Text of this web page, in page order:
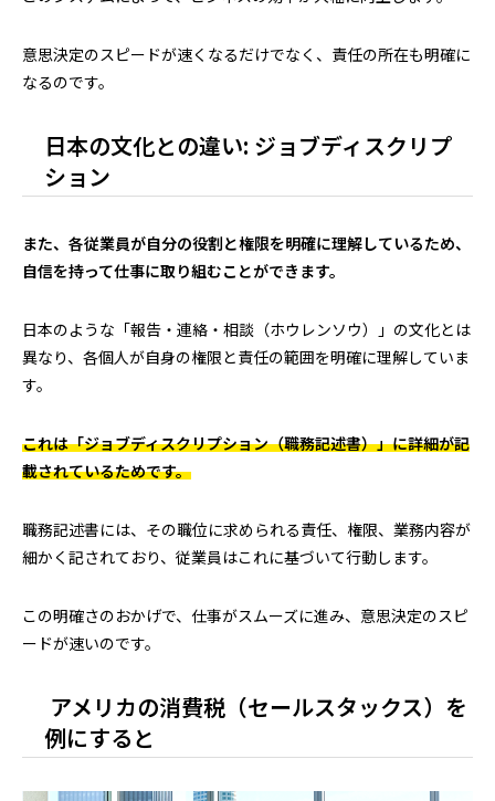
意思決定のスピードが速くなるだけでなく、責任の所在も明確に
なるのです。
日本の文化との違い: ジョブディスクリプ
ション
また、各従業員が自分の役割と権限を明確に理解しているため、
自信を持って仕事に取り組むことができます。
日本のような「報告・連絡・相談（ホウレンソウ）」の文化とは
異なり、各個人が自身の権限と責任の範囲を明確に理解していま
す。
これは「ジョブディスクリプション（職務記述書）」に詳細が記
載されているためです。
職務記述書には、その職位に求められる責任、権限、業務内容が
細かく記されており、従業員はこれに基づいて行動します。
この明確さのおかげで、仕事がスムーズに進み、意思決定のスピ
ードが速いのです。
アメリカの消費税（セールスタックス）を
例にすると